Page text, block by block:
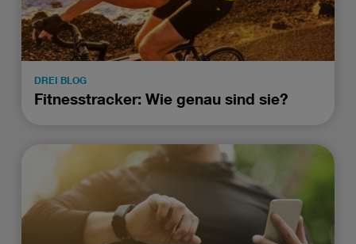
DREI BLOG
Fitnesstracker: Wie genau sind sie?